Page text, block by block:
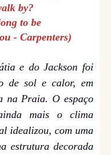
by?
to be
- Carpenters)
do Jackson foi
de sol e calor, em
na Praia. O espaço
mais o clima
idealizou, com uma
estrutura decorada